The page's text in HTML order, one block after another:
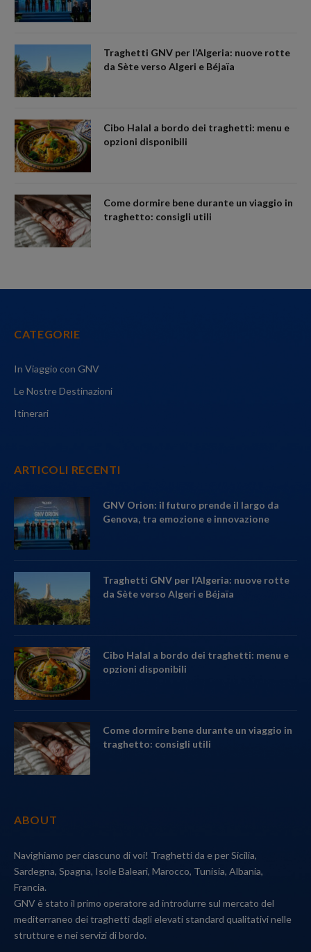
Traghetti GNV per l’Algeria: nuove rotte
da Sète verso Algeri e Béjaïa
Cibo Halal a bordo dei traghetti: menu e
opzioni disponibili
Come dormire bene durante un viaggio in
traghetto: consigli utili
CATEGORIE
In Viaggio con GNV
Le Nostre Destinazioni
Itinerari
ARTICOLI RECENTI
GNV Orion: il futuro prende il largo da
Genova, tra emozione e innovazione
Traghetti GNV per l’Algeria: nuove rotte
da Sète verso Algeri e Béjaïa
Cibo Halal a bordo dei traghetti: menu e
opzioni disponibili
Come dormire bene durante un viaggio in
traghetto: consigli utili
ABOUT
Navighiamo per ciascuno di voi! Traghetti da e per Sicilia,
Sardegna, Spagna, Isole Baleari, Marocco, Tunisia, Albania,
Francia.
GNV è stato il primo operatore ad introdurre sul mercato del
mediterraneo dei traghetti dagli elevati standard qualitativi nelle
strutture e nei servizi di bordo.